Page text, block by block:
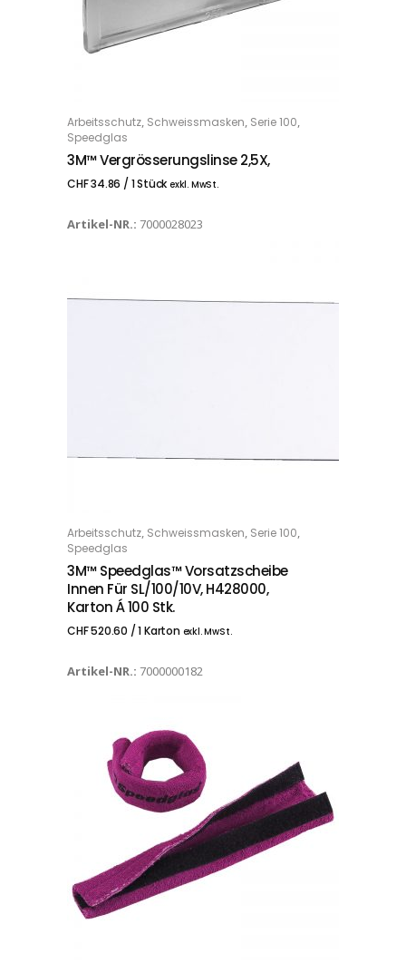
IN DEN WARENKORB
Arbeitsschutz, Schweissmasken, Serie 100,
Speedglas
3M™ Vergrösserungslinse 2,5X,
CHF34.86 / 1 Stückexkl. MwSt.
Artikel-NR.: 7000028023
IN DEN WARENKORB
Arbeitsschutz, Schweissmasken, Serie 100,
Speedglas
3M™ Speedglas™ Vorsatzscheibe
Innen Für SL/100/10V, H428000,
Karton Á 100 Stk.
CHF520.60 / 1 Karton exkl. MwSt.
Artikel-NR.: 7000000182